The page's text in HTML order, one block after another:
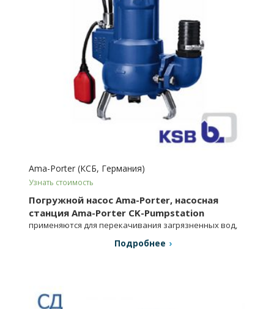
Ama-Porter (КСБ, Германия)
Узнать стоимость
Погружной насос Ama-Porter, насосная
станция Ama-Porter CK-Pumpstation
применяются для перекачивания загрязненных вод,
Подробнее